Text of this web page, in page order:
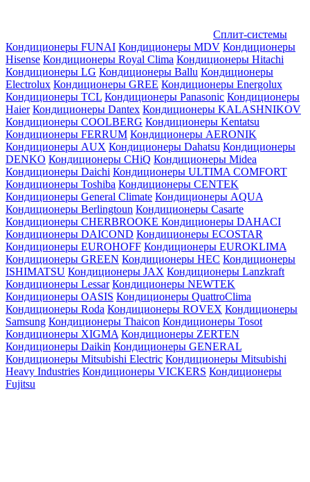
Сплит-системы
Кондиционеры FUNAI Кондиционеры MDV Кондиционеры
Hisense Кондиционеры Royal Clima Кондиционеры Hitachi
Кондиционеры LG Кондиционеры Ballu Кондиционеры
Electrolux Кондиционеры GREE Кондиционеры Energolux
Кондиционеры TCL Кондиционеры Panasonic Кондиционеры
Haier Кондиционеры Dantex Кондиционеры KALASHNIKOV
Кондиционеры СOOLBERG Кондиционеры Kentatsu
Кондиционеры FERRUM Кондиционеры AERONIK
Кондиционеры AUX Кондиционеры Dahatsu Кондиционеры
DENKO Кондиционеры CHiQ Кондиционеры Midea
Кондиционеры Daichi Кондиционеры ULTIMA COMFORT
Кондиционеры Toshiba Кондиционеры CENTEK
Кондиционеры General Climate Кондиционеры AQUA
Кондиционеры Berlingtoun Кондиционеры Casarte
Кондиционеры CHERBROOKE Кондиционеры DAHACI
Кондиционеры DAICOND Кондиционеры ECOSTAR
Кондиционеры EUROHOFF Кондиционеры EUROKLIMA
Кондиционеры GREEN Кондиционеры HEC Кондиционеры
ISHIMATSU Кондиционеры JAX Кондиционеры Lanzkraft
Кондиционеры Lessar Кондиционеры NEWTEK
Кондиционеры OASIS Кондиционеры QuattroClima
Кондиционеры Roda Кондиционеры ROVEX Кондиционеры
Samsung Кондиционеры Thaicon Кондиционеры Tosot
Кондиционеры XIGMA Кондиционеры ZERTEN
Кондиционеры Daikin Кондиционеры GENERAL
Кондиционеры Mitsubishi Electric Кондиционеры Mitsubishi
Heavy Industries Кондиционеры VICKERS Кондиционеры
Fujitsu